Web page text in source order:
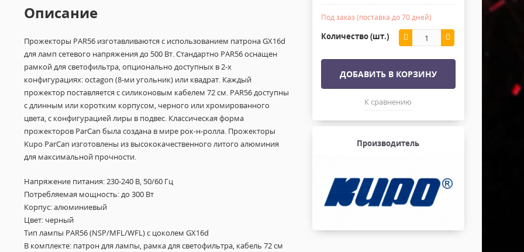
Описание
Прожекторы PAR56 изготавливаются с использованием патрона GX16d
для ламп сетевого напряжения до 500 Вт. Стандартно PAR56 оснащен
рамкой для светофильтра, опционально доступных в 2-х
конфигурациях: octagon (8-ми угольник) или квадрат. Каждый
прожектор поставляется с силиконовым кабелем 72 см. PAR56 доступны
с длинным или коротким корпусом, черного или хромированного
цвета, с конфигурацией лиры в подвес. Классическая форма
прожекторов ParCan была создана в мире рок-н-ролла. Прожекторы
Kupo ParCan изготовлены из высококачественного литого алюминия
для максимальной прочности.
Напряжение питания: 230-240 В, 50/60 Гц
Потребляемая мощность: до 300 Вт
Корпус: алюминиевый
Цвет: черный
Тип лампы PAR56 (NSP/MFL/WFL) с цоколем GX16d
В комплекте: патрон для лампы, рамка для светофильтра, кабель 72 см
Под заказ (поставка до 70 дней)
Количество (шт.)
ДОБАВИТЬ В КОРЗИНУ
К сравнению
Производитель